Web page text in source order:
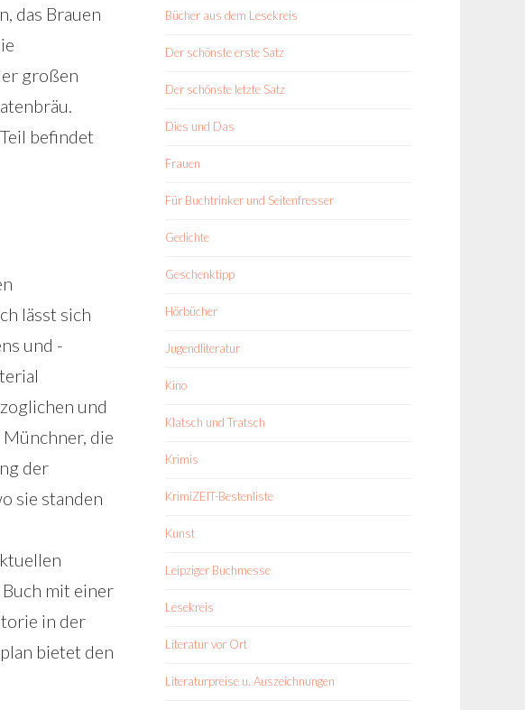
das Brauen
großen
befindet
lässt sich
und -
und
die
der
sie standen
mit einer
in der
bietet den
Bücher aus dem Lesekreis
Der schönste erste Satz
Der schönste letzte Satz
Dies und Das
Frauen
Für Buchtrinker und Seitenfresser
Gedichte
Geschenktipp
Hörbücher
Jugendliteratur
Kino
Klatsch und Tratsch
Krimis
KrimiZEIT-Bestenliste
Kunst
Leipziger Buchmesse
Lesekreis
Literatur vor Ort
Literaturpreise u. Auszeichnungen